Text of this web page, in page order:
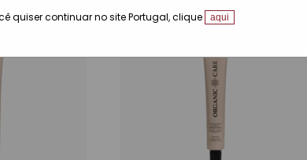
quiser continuar no site Portugal, clique aqui